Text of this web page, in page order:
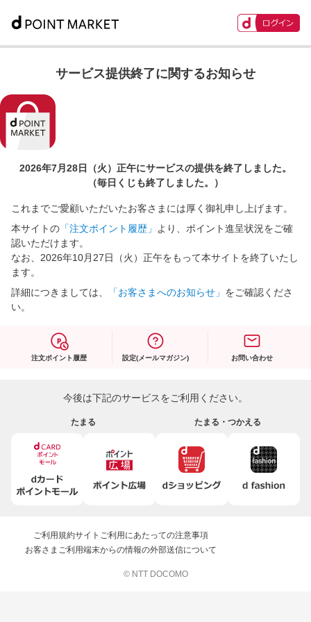
サービス提供終了に関するお知らせ
2026年7月28日（火）正午にサービスの提供を終了しました。
（毎日くじも終了しました。）
これまでご愛顧いただいたお客さまには厚く御礼申し上げます。
本サイトの 「注文ポイント履歴」
より、ポイント進呈状況をご確
認いただけます。
なお、2026年10月27日（火）正午をもって本サイトを終了いたし
ます。
詳細につきましては、
「お客さまへのお知らせ」 をご確認くださ
い。
注文ポイント履歴 設定(メールマガジン) お問い合わせ
今後は下記のサービスをご利用ください。
たまる たまる・つかえる
ご利用規約サイトご利用にあたっての注意事項
お客さまご利用端末からの情報の外部送信について
© NTT DOCOMO